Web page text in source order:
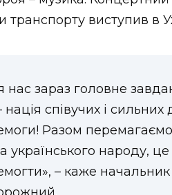
транспорту виступив в
нас зараз головне
нація співучих і
Разом перемагаємо
українського народу,
– каже